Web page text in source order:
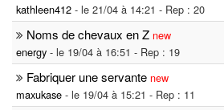
kathleen412 - le 21/04 à 14:21 - Rep : 20
Noms de chevaux en Z new
energy - le 19/04 à 16:51 - Rep : 19
Fabriquer une servante new
maxukase - le 19/04 à 15:21 - Rep : 11